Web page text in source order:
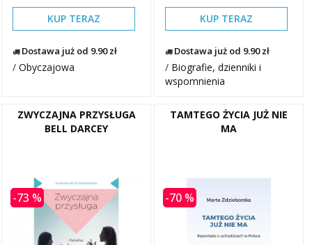
KUP TERAZ
Dostawa już od 9.90 zł
/ Obyczajowa
KUP TERAZ
Dostawa już od 9.90 zł
/ Biografie, dzienniki i
wspomnienia
ZWYCZAJNA PRZYSŁUGA
BELL DARCEY
-73 %
TAMTEGO ŻYCIA JUŻ NIE
MA
-70 %